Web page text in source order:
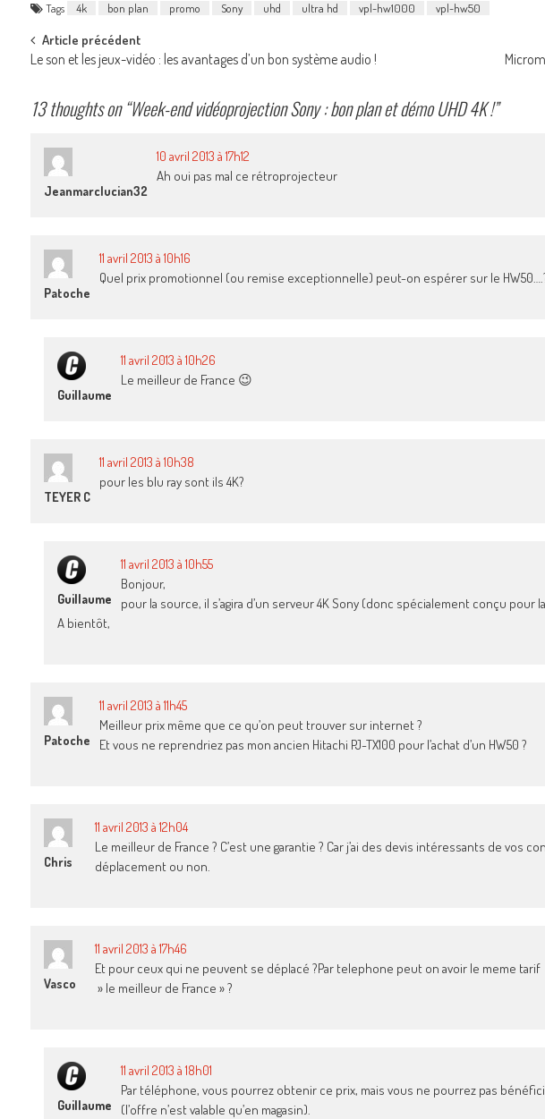
Tags 4k bon plan promo Sony uhd ultra hd vpl-hw1000 vpl-hw50
Post
navigation
Article précédent
Le son et les jeux-vidéo : les avantages d’un bon système audio !
13 thoughts on “Week-end vidéoprojection Sony : bon plan et démo UHD 4K !”
Jeanmarclucian32
10 avril 2013 à 17h12
Ah oui pas mal ce rétroprojecteur
Patoche
11 avril 2013 à 10h16
Quel prix promotionnel (ou remise exceptionnelle) peut-on espérer sur le
Guillaume
11 avril 2013 à 10h26
Le meilleur de France 😉
TEYER C
11 avril 2013 à 10h38
pour les blu ray sont ils 4K?
Guillaume
11 avril 2013 à 10h55
Bonjour,
pour la source, il s’agira d’un serveur 4K Sony (donc spécialement conçu pour la
A bientôt,
Patoche
11 avril 2013 à 11h45
Meilleur prix même que ce qu’on peut trouver sur internet ?
Et vous ne reprendriez pas mon ancien Hitachi PJ-TX100 pour l’achat d’un HW50 ?
Chris
11 avril 2013 à 12h04
Le meilleur de France ? C’est une garantie ? Car j’ai des devis intéressants de vos
déplacement ou non.
Vasco
11 avril 2013 à 17h46
Et pour ceux qui ne peuvent se déplacé ?Par telephone peut on avoir le meme tarif
» le meilleur de France » ?
Guillaume
11 avril 2013 à 18h01
Par téléphone, vous pourrez obtenir ce prix, mais vous ne pourrez pas
(l’offre n’est valable qu’en magasin).